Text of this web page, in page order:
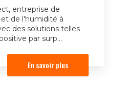
entreprise de
de l'humidité à
des solutions telles
par surp...
En savoir plus